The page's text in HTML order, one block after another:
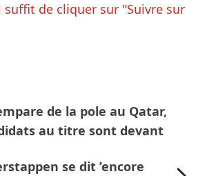
suffit de cliquer sur "Suivre sur
de la pole au Qatar,
au titre sont devant
se dit ’encore